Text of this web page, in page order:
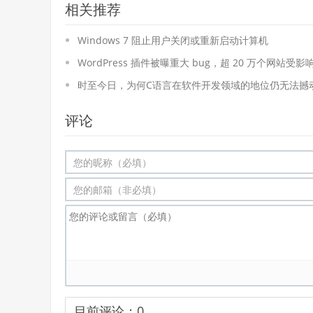
相关推荐
Windows 7 阻止用户关闭或重新启动计算机
WordPress 插件被曝重大 bug，超 20 万个网站受影
时至今日，为何C语言在软件开发领域的地位仍无法撼
评论